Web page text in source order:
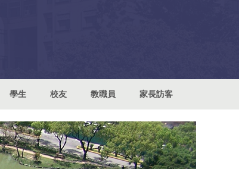
學生 校友 教職員 家長訪客